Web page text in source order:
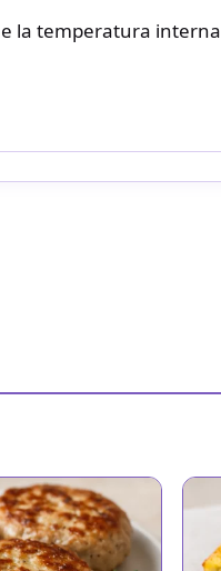
la temperatura interna